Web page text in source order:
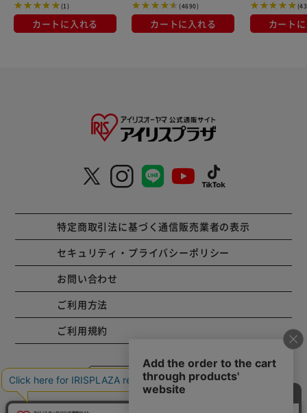
(1)
カートに入れる
(4690)
カートに入れる カート
特定商取引法に基づく通信販売業者の表示
セキュリティ・プライバシーポリシー
お問い合わせ
ご利用方法
ご利用規約
コーポレートサイト